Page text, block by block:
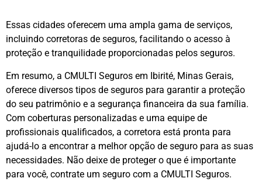
Essas cidades oferecem uma ampla gama de serviços,
incluindo corretoras de seguros, facilitando o acesso à
proteção e tranquilidade proporcionadas pelos seguros.
Em resumo, a CMULTI Seguros em Ibirité, Minas Gerais,
oferece diversos tipos de seguros para garantir a proteção
do seu patrimônio e a segurança financeira da sua família.
Com coberturas personalizadas e uma equipe de
profissionais qualificados, a corretora está pronta para
ajudá-lo a encontrar a melhor opção de seguro para as suas
necessidades. Não deixe de proteger o que é importante
para você, contrate um seguro com a CMULTI Seguros.